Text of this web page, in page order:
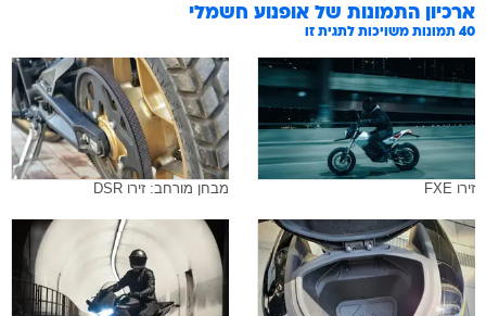
ארכיון התמונות של אופנוע חשמלי
40 תמונות משויכות לתגית זו
זירו FXE מבחן מורחב: זירו DSR